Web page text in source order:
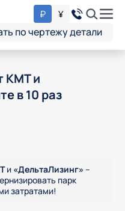
₽ ¥
по чертежу детали
КМТ и
в 10 раз
и «ДельтаЛизинг» –
парк
затратами!